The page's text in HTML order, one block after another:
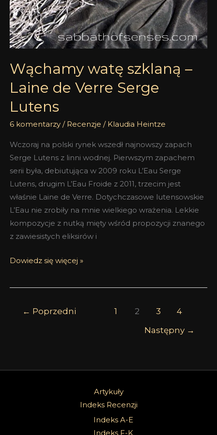
Wąchamy watę szklaną –
Laine de Verre Serge
Lutens
6 komentarzy / Recenzje / Klaudia Heintze
Wczoraj na polski rynek wszedł najnowszy zapach
Serge Lutens z linni wodnej. Pierwszym zapachem
serii była, debiutująca w 2009 roku L’Eau Serge
Lutens, drugim L’Eau Froide z 2011, trzecim jest
właśnie Laine de Verre. Dotychczasowe lutensowskie
L’Eau nie zrobiły na mnie wielkiego wrażenia. Lekkie
kompozycje z nutką mięty wśród propozycji znanego
z zawiesistych eliksirów i
Dowiedz się więcej »
← Poprzedni 1 2 3
4
Następny →
Artykuły
Indeks Recenzji
Indeks A-E
Indeks F-K